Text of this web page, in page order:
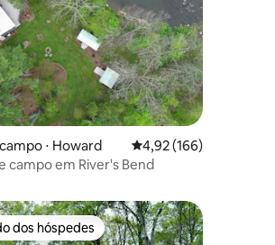
de 5, 535 avaliações
⋅ Howard 4,92 de uma avaliação
4,92 (166)
campo em River's Bend
dos hóspedes
dos hóspedes